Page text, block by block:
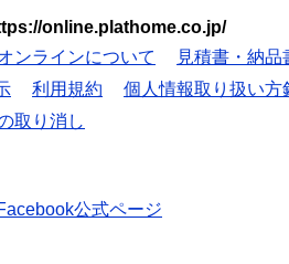
online.plathome.co.jp/
ンラインについて 見積書・納
利用規約 個人情報取り扱い方
取り消し
公式ページ